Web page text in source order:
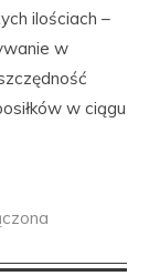
ilościach –
w
w ciągu